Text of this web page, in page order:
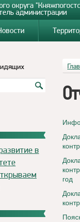
округа
администрации
в
год